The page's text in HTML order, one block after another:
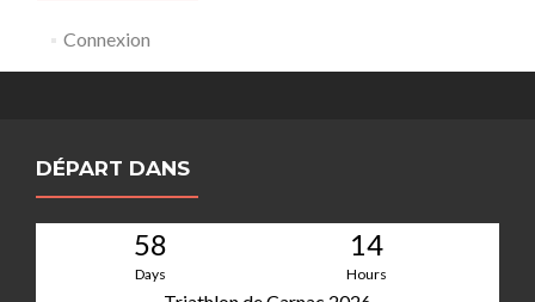
Connexion
DÉPART DANS
58
Days
14
Hours